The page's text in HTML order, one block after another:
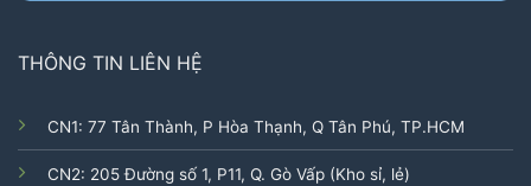
THÔNG TIN LIÊN HỆ
CN1: 77 Tân Thành, P Hòa Thạnh, Q Tân Phú, TP.HCM
CN2: 205 Đường số 1, P11, Q. Gò Vấp (Kho sỉ, lẻ)